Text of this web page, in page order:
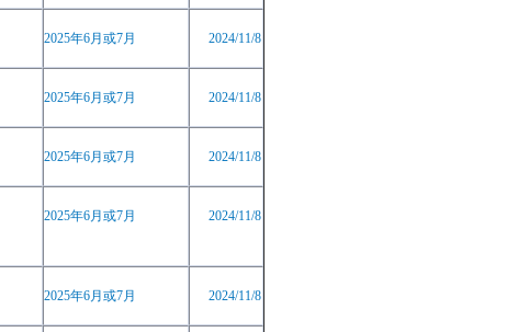
2025年6月或7月 2024/11/8
2025年6月或7月 2024/11/8
2025年6月或7月 2024/11/8
2025年6月或7月 2024/11/8
2025年6月或7月 2024/11/8